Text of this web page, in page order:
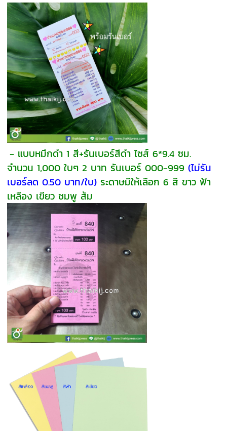
- แบบหมึกดำ 1 สี+รันเบอร์สีดำ ไซส์ 6*9.4 ซม.
จำนวน 1,000 ใบๆ 2 บาท รันเบอร์ 000-999(ไม่รัน
เบอร์ลด 0.50 บาท/ใบ) ระดาษมีให้เลือก 6 สี ขาว ฟ้า
เหลือง เขียว ชมพู ส้ม